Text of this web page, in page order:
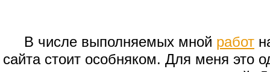
В числе выполняемых мной работ
сайта стоит особняком. Для меня это